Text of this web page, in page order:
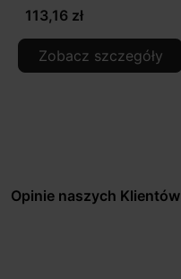
113,16 zł
Zobacz szczegóły
Opinie naszych Klientów